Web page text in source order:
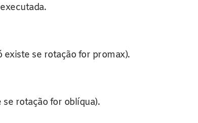
existe se rotação for promax).
rotação for oblíqua).